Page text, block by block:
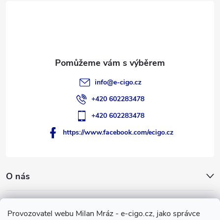
Provozovatel webu Milan Mráz - e-cigo.cz, jako správce
O nás
info@e-cigo.cz
+420 602283478
+420 602283478
https://www.facebook.com/ecigo.cz